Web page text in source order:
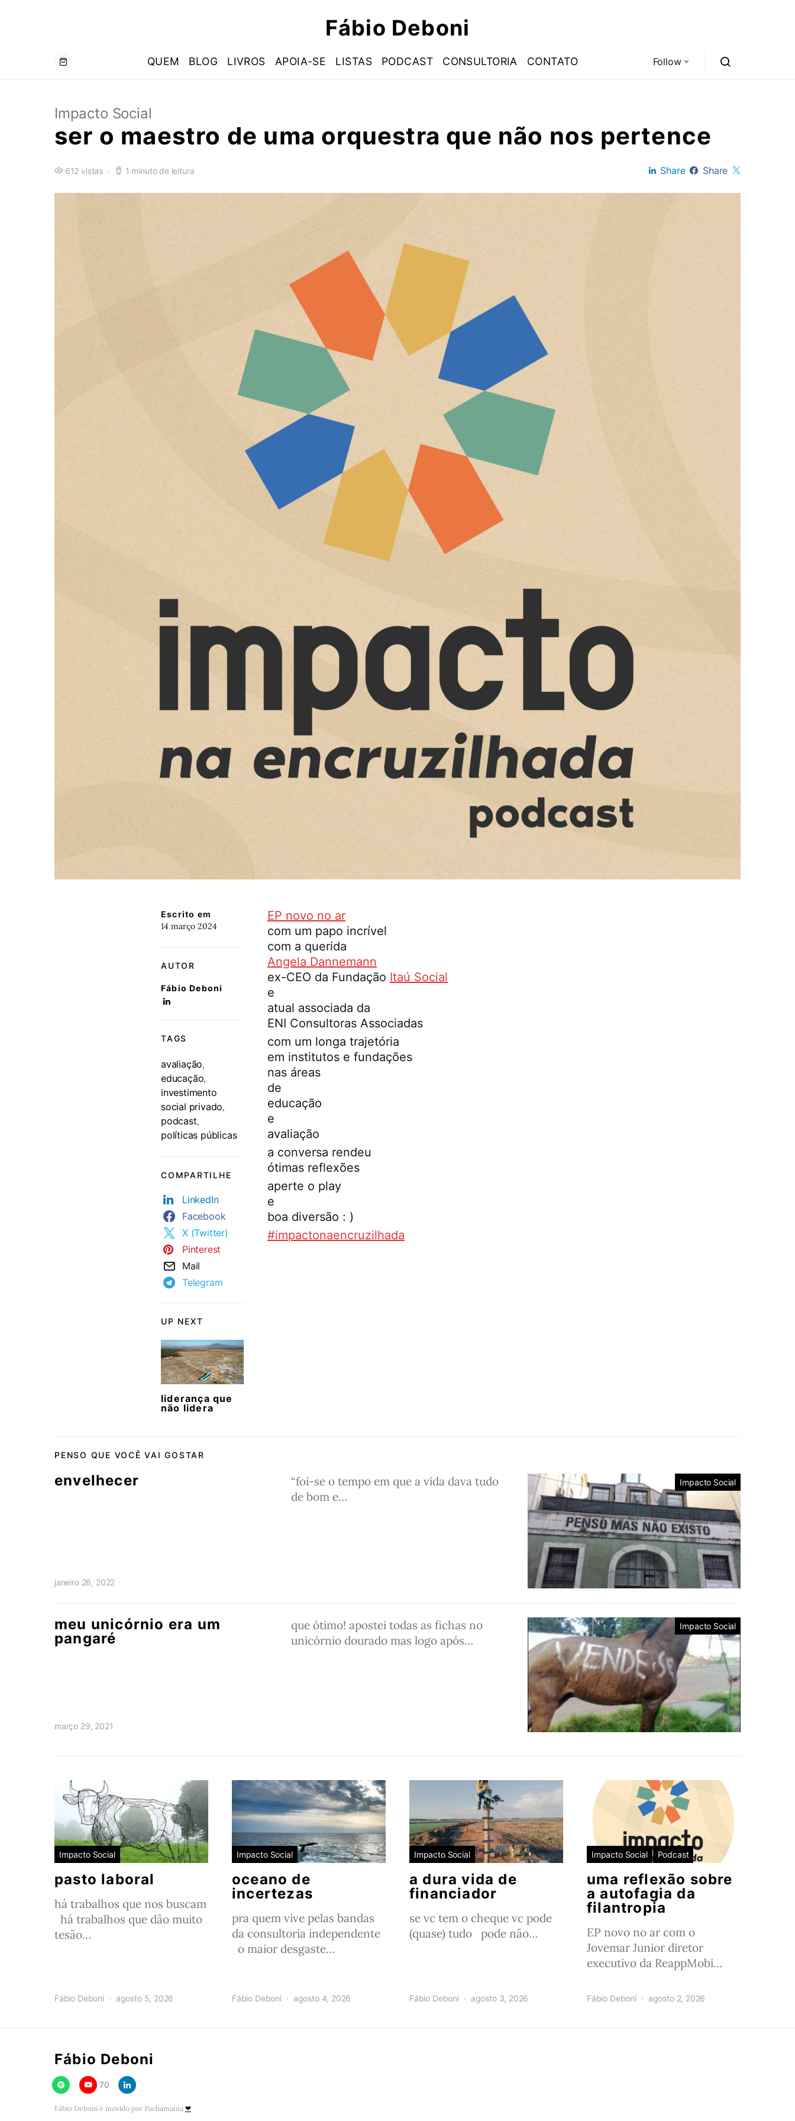
Fábio Deboni
QUEM BLOG LIVROS APOIA-SE LISTAS PODCAST CONSULTORIA CONTATO Follow
Impacto Social
ser o maestro de uma orquestra que não nos pertence
612 vistas 1 minuto de leitura Share Share
UP NEXT
liderança que
não lidera
Escrito em
14 março 2024
AUTOR
Fábio Deboni
TAGS
avaliação,
educação,
investimento
social privado,
podcast,
políticas públicas
COMPARTILHE
LinkedIn
Facebook
X (Twitter)
Pinterest
Mail
Telegram
EP novo no ar
com um papo incrível
com a querida
Angela Dannemann
ex-CEO da Fundação Itaú Social
e
atual associada da
ENI Consultoras Associadas
com um longa trajetória
em institutos e fundações
nas áreas
de
educação
e
avaliação
a conversa rendeu
ótimas reflexões
aperte o play
e
boa diversão : )
#impactonaencruzilhada
PENSO QUE VOCÊ VAI GOSTAR
Impacto Social
envelhecer
“foi-se o tempo em que a vida dava tudo
de bom e…
janeiro 26, 2022
Impacto Social
meu unicórnio era um
pangaré
que ótimo! apostei todas as fichas no
unicórnio dourado mas logo após…
março 29, 2021
Impacto Social
pasto laboral
há trabalhos que nos buscam
há trabalhos que dão muito
tesão…
Fábio Deboni agosto 5, 2026
Impacto Social
oceano de
incertezas
pra quem vive pelas bandas
da consultoria independente
o maior desgaste…
Fábio Deboni agosto 4, 2026
Impacto Social
a dura vida de
financiador
se vc tem o cheque vc pode
(quase) tudo pode não…
Fábio Deboni agosto 3, 2026
Impacto Social Podcast
uma reflexão sobre
a autofagia da
filantropia
EP novo no ar com o
Jovemar Junior diretor
executivo da ReappMobi…
Fábio Deboni agosto 2, 2026
Fábio Deboni
70
Fábio Deboni é movido por Pachamama ❤